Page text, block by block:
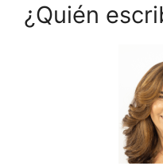
¿Quién